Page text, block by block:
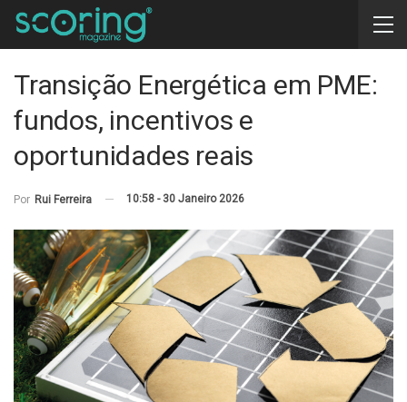
Transição Energética em PME:
fundos, incentivos e
oportunidades reais
Por Rui Ferreira 10:58 - 30 Janeiro 2026